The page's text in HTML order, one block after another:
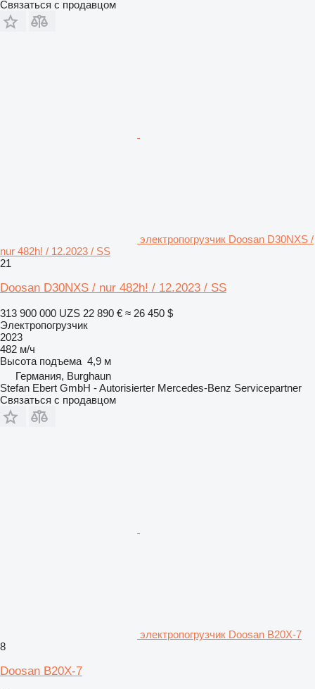
Связаться с продавцом
электропогрузчик Doosan D30NXS /
nur 482h! / 12.2023 / SS
21
Doosan D30NXS / nur 482h! / 12.2023 / SS
313 900 000 UZS 22 890 € ≈ 26 450 $
Электропогрузчик
2023
482 м/ч
Высота подъема 4,9 м
Германия, Burghaun
Stefan Ebert GmbH - Autorisierter Mercedes-Benz Servicepartner
Связаться с продавцом
электропогрузчик Doosan B20X-7
8
Doosan B20X-7